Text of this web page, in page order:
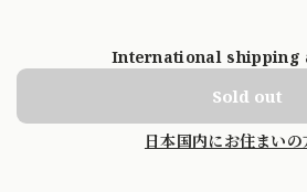
International shipping
Sold out
日本国内にお住まいの